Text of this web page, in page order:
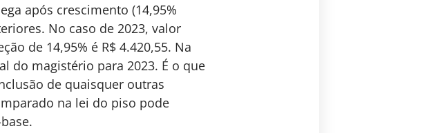
após crescimento (14,95%
No caso de 2023, valor
de 14,95% é R$ 4.420,55. Na
do magistério para 2023. É o que
de quaisquer outras
na lei do piso pode